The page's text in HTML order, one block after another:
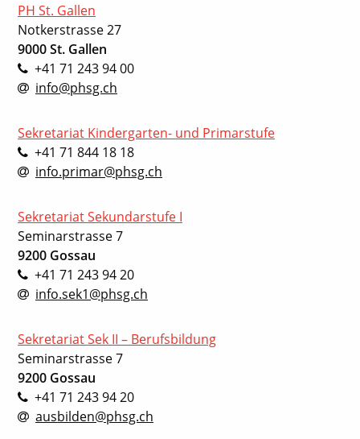
PH St. Gallen
Notkerstrasse 27
9000 St. Gallen
+41 71 243 94 00
info@phsg.ch
Sekretariat Kindergarten- und Primarstufe
+41 71 844 18 18
info.primar@phsg.ch
Sekretariat Sekundarstufe I
Seminarstrasse 7
9200 Gossau
+41 71 243 94 20
info.sek1@phsg.ch
Sekretariat Sek II – Berufsbildung
Seminarstrasse 7
9200 Gossau
+41 71 243 94 20
ausbilden@phsg.ch